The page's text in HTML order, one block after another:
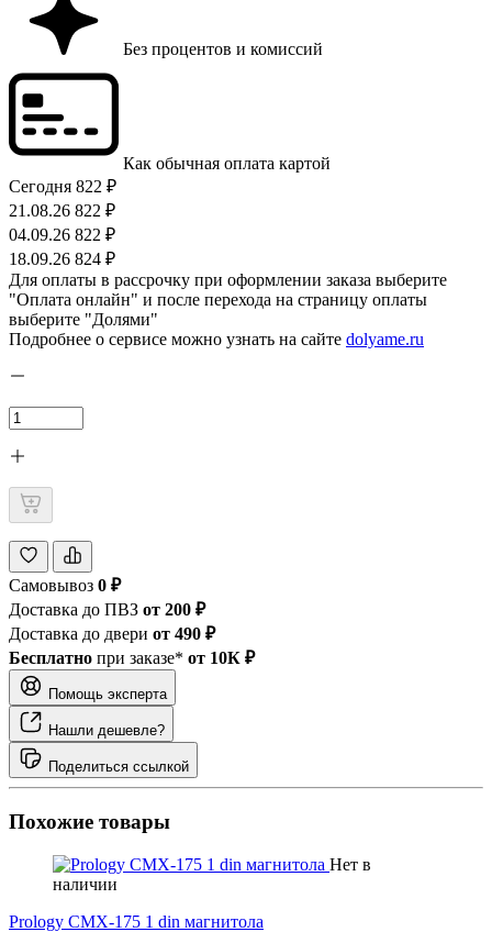
Без процентов и комиссий
Как обычная оплата картой
Сегодня 822 ₽
21.08.26 822 ₽
04.09.26 822 ₽
18.09.26 824 ₽
Для оплаты в рассрочку при оформлении заказа выберите
"Оплата онлайн" и после перехода на страницу оплаты
выберите "Долями"
Подробнее о сервисе можно узнать на сайте dolyame.ru
Самовывоз 0 ₽
Доставка до ПВЗ от 200 ₽
Доставка до двери от 490 ₽
Бесплатно при заказе* от 10К ₽
Помощь эксперта
Нашли дешевле?
Поделиться ссылкой
Похожие товары
Нет в
наличии
Prology CMX-175 1 din магнитола